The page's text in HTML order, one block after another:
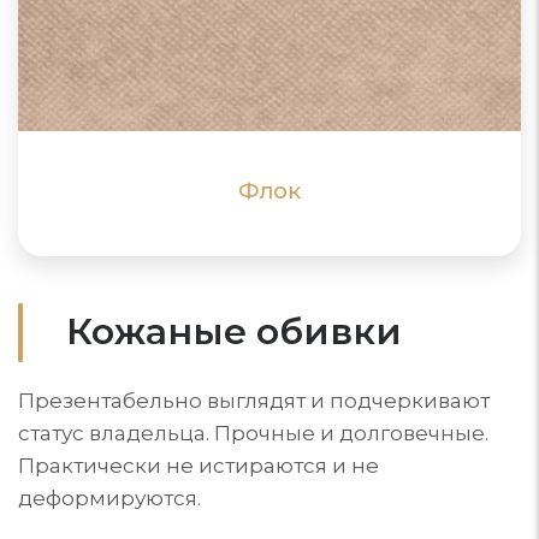
Флок
Не боится низких температур, но неустойчива к
высоким. Электризуется, притягивает и накапливает
пыль, не впитывает воду
ПОДРОБНЕЕ
ПОДРОБНЕЕ
Кожаные обивки
Презентабельно выглядят и подчеркивают
статус владельца. Прочные и долговечные.
Практически не истираются и не
деформируются.